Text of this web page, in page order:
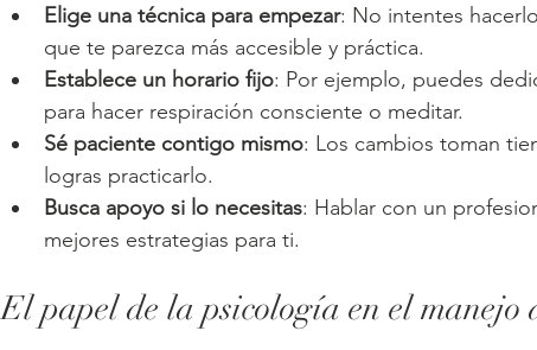
Elige una técnica para empezar: No intentes
que te parezca más accesible y práctica.
Establece un horario fijo: Por ejemplo, puedes
para hacer respiración consciente o meditar.
Sé paciente contigo mismo: Los cambios toman
logras practicarlo.
Busca apoyo si lo necesitas: Hablar con un
mejores estrategias para ti.
El papel de la psicología en el manejo